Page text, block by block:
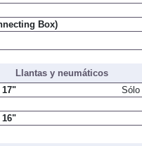
Box)
Llantas y neumáticos
17"
Sólo
16"